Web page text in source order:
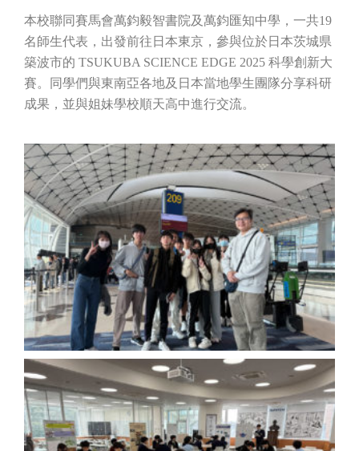
本校聯同賽馬會萬鈞毅智書院及萬鈞匯知中學，一共19
名師生代表，出發前往日本東京，參與位於日本茨城県
築波市的 TSUKUBA SCIENCE EDGE 2025 科學創新大
賽。同學們與東南亞各地及日本當地學生團隊分享科研
成果，並與姐妹學校順天高中進行交流。